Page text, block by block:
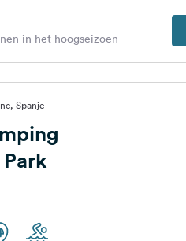
in het hoogseizoen
Spanje